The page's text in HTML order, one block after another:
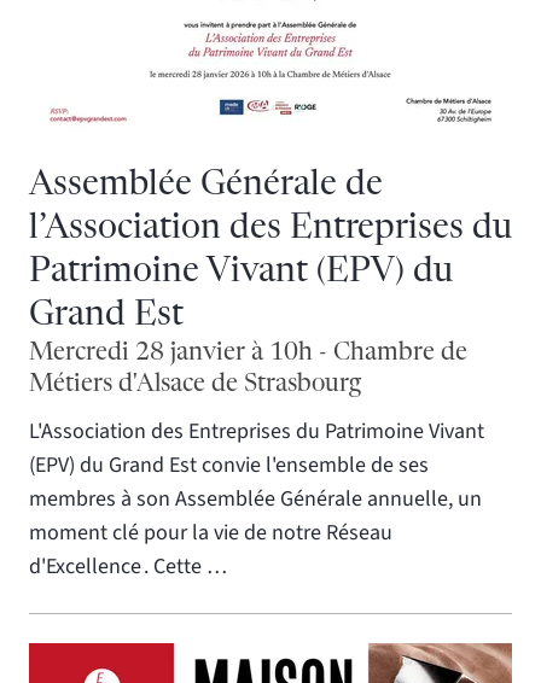
Assemblée Générale de
l’Association des Entreprises du
Patrimoine Vivant (EPV) du
Grand Est
Mercredi 28 janvier à 10h - Chambre de
Métiers d'Alsace de Strasbourg
L'Association des Entreprises du Patrimoine Vivant
(EPV) du Grand Est convie l'ensemble de ses
membres à son Assemblée Générale annuelle, un
moment clé pour la vie de notre Réseau
d'Excellence. Cette …